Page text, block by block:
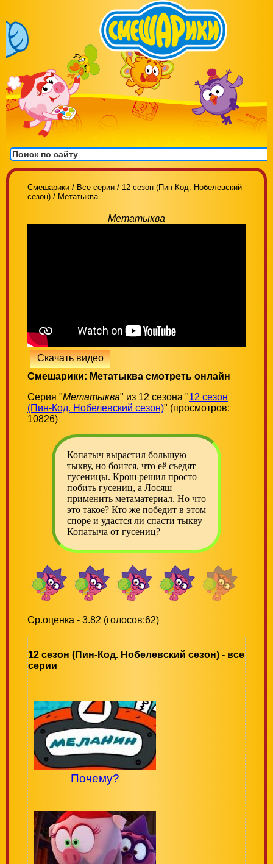
Смешарики / Все серии / 12 сезон (Пин-Код. Нобелевский
сезон) / Метатыква
Метатыква
Скачать видео
Смешарики: Метатыква смотреть онлайн
Серия "Метатыква" из 12 сезона "12 сезон
(Пин-Код. Нобелевский сезон)" (просмотров:
10826)
Копатыч вырастил большую
тыкву, но боится, что её съедят
гусеницы. Крош решил просто
побить гусениц, а Лосяш —
применить метаматериал. Но что
это такое? Кто же победит в этом
споре и удастся ли спасти тыкву
Копатыча от гусениц?
Ср.оценка - 3.82 (голосов:62)
12 сезон (Пин-Код. Нобелевский сезон) - все
серии
Почему?